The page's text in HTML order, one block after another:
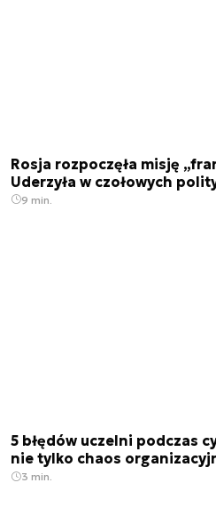
Rosja rozpoczęła misję
Uderzyła w czołowych
9 min.
5 błędów uczelni podczas
nie tylko chaos
3 min.